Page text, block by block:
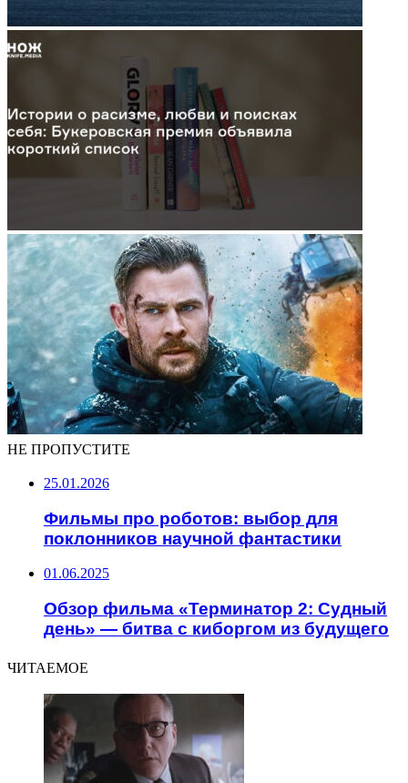
НЕ ПРОПУСТИТЕ
25.01.2026
Фильмы про роботов: выбор для
поклонников научной фантастики
01.06.2025
Обзор фильма «Терминатор 2: Судный
день» — битва с киборгом из будущего
ЧИТАЕМОЕ